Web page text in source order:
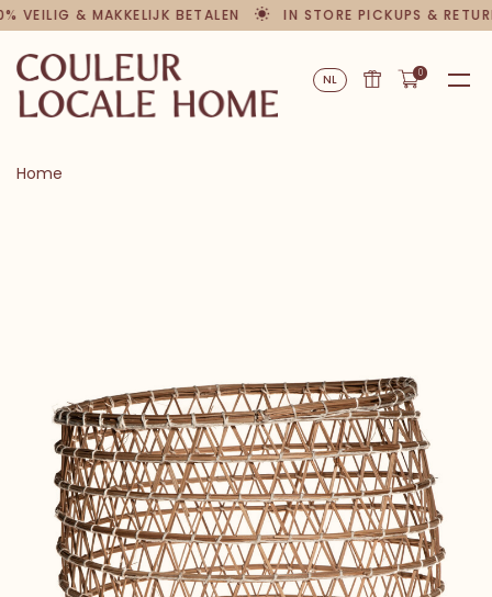
VEILIG & MAKKELIJK BETALEN IN STORE PICKUPS &
NL 0
Home